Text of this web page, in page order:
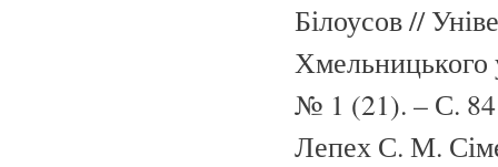
Білоусов //
Хмельницького
№ 1 (21). – С.
Лепех С. М.